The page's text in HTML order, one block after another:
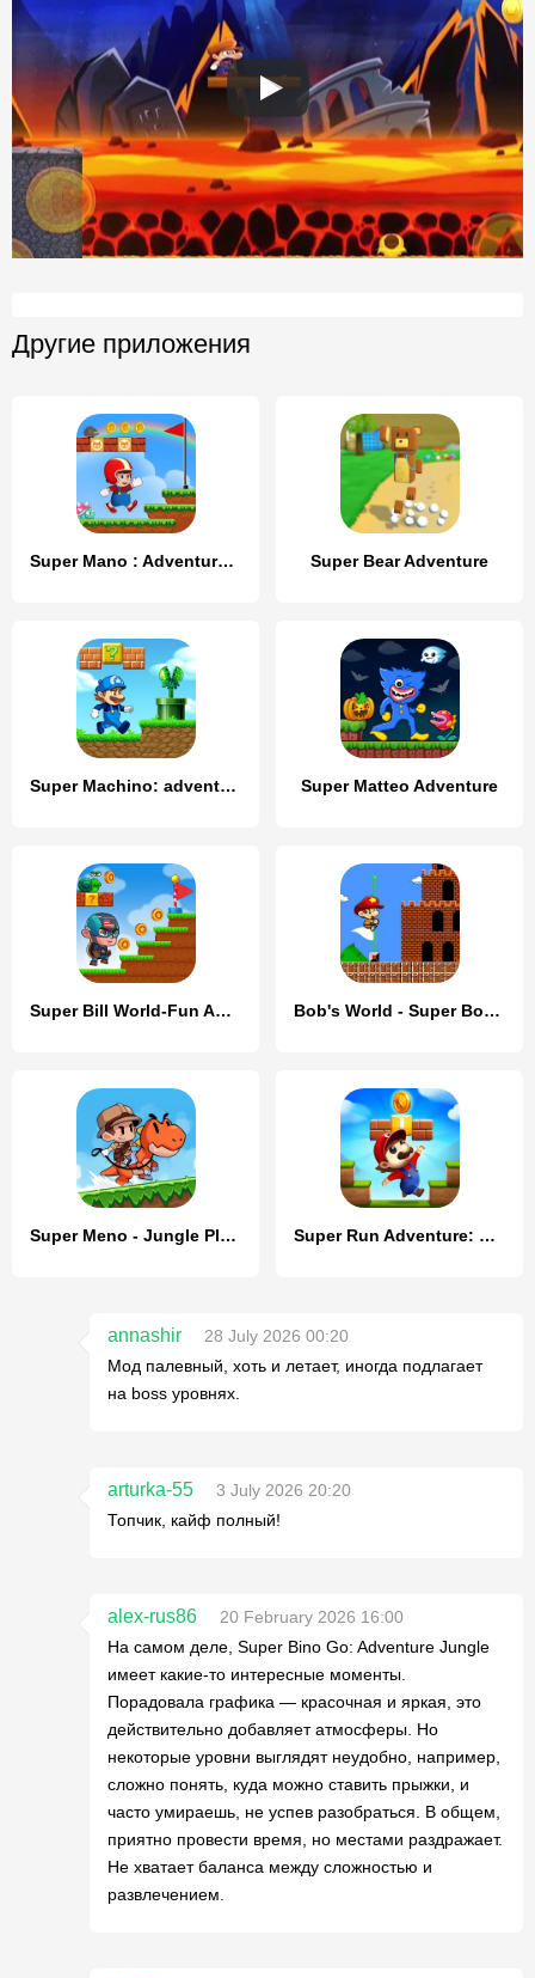
Другие приложения
Super Mano : Adventure Jump Super Bear Adventure
Super Machino: adventure game Super Matteo Adventure
Super Bill World-Fun Adventure Bob's World - Super Bob Run
Super Meno - Jungle Platform Super Run Adventure: Go Jungle
annashir
28 July 2026 00:20
Мод палевный, хоть и летает, иногда подлагает
на boss уровнях.
arturka-55
3 July 2026 20:20
Топчик, кайф полный!
alex-rus86
20 February 2026 16:00
На самом деле, Super Bino Go: Adventure Jungle
имеет какие-то интересные моменты.
Порадовала графика — красочная и яркая, это
действительно добавляет атмосферы. Но
некоторые уровни выглядят неудобно, например,
сложно понять, куда можно ставить прыжки, и
часто умираешь, не успев разобраться. В общем,
приятно провести время, но местами раздражает.
Не хватает баланса между сложностью и
развлечением.